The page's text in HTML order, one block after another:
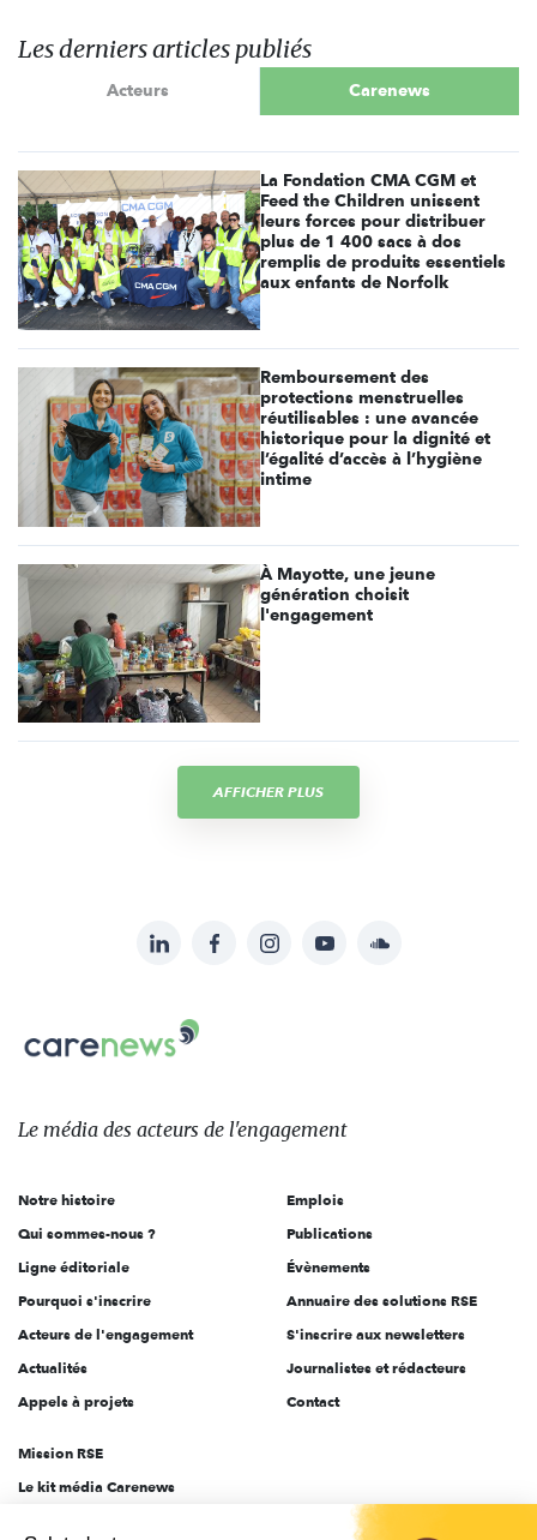
Les derniers articles publiés
Acteurs Carenews
La Fondation CMA CGM et
Feed the Children unissent
leurs forces pour distribuer
plus de 1 400 sacs à dos
remplis de produits essentiels
aux enfants de Norfolk
Remboursement des
protections menstruelles
réutilisables : une avancée
historique pour la dignité et
l’égalité d’accès à l’hygiène
intime
À Mayotte, une jeune
génération choisit
l'engagement
AFFICHER PLUS
sur:
LinkedInFacebookInstagramYouTubeSoundcloud
Carenews,
Le
des
l'engagement
Le média des acteurs de l'engagement
Notre histoire
Qui sommes-nous ?
Ligne éditoriale
Pourquoi s'inscrire
Acteurs de l'engagement
Actualités
Appels à projets
Emplois
Publications
Évènements
Annuaire des solutions RSE
S'inscrire aux newsletters
Journalistes et rédacteurs
Contact
Mission RSE
Le kit média Carenews